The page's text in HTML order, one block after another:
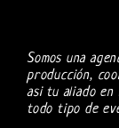
Somos una
producción,
asi tu aliado en
todo tipo de